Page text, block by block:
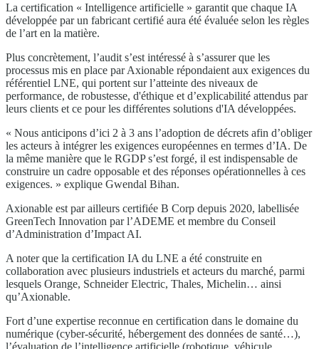
La certification « Intelligence artificielle » garantit que chaque IA
développée par un fabricant certifié aura été évaluée selon les règles
de l’art en la matière.
Plus concrètement, l’audit s’est intéressé à s’assurer que les
processus mis en place par Axionable répondaient aux exigences du
référentiel LNE, qui portent sur l’atteinte des niveaux de
performance, de robustesse, d'éthique et d’explicabilité attendus par
leurs clients et ce pour les différentes solutions d'IA développées.
« Nous anticipons d’ici 2 à 3 ans l’adoption de décrets afin d’obliger
les acteurs à intégrer les exigences européennes en termes d’IA. De
la même manière que le RGDP s’est forgé, il est indispensable de
construire un cadre opposable et des réponses opérationnelles à ces
exigences. » explique Gwendal Bihan.
Axionable est par ailleurs certifiée B Corp depuis 2020, labellisée
GreenTech Innovation par l’ADEME et membre du Conseil
d’Administration d’Impact AI.
A noter que la certification IA du LNE a été construite en
collaboration avec plusieurs industriels et acteurs du marché, parmi
lesquels Orange, Schneider Electric, Thales, Michelin… ainsi
qu’Axionable.
Fort d’une expertise reconnue en certification dans le domaine du
numérique (cyber-sécurité, hébergement des données de santé…),
l’évaluation de l’intelligence artificielle (robotique, véhicule